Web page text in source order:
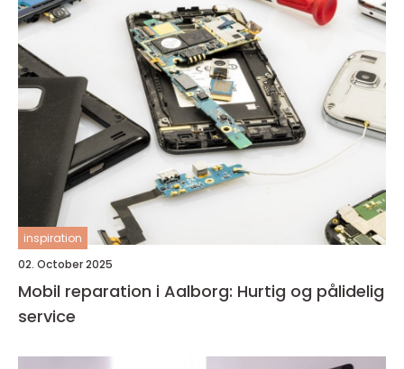
inspiration
02. October 2025
Mobil reparation i Aalborg: Hurtig og pålidelig
service